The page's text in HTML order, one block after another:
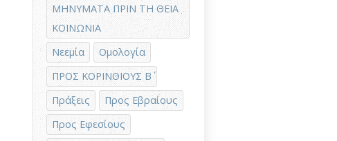
ΜΗΝΥΜΑΤΑ ΠΡΙΝ ΤΗ ΘΕΙΑ
ΚΟΙΝΩΝΙΑ
Νεεμία
Ομολογία
ΠΡΟΣ ΚΟΡΙΝΘΙΟΥΣ Β΄
Πράξεις
Προς Εβραίους
Προς Εφεσίους